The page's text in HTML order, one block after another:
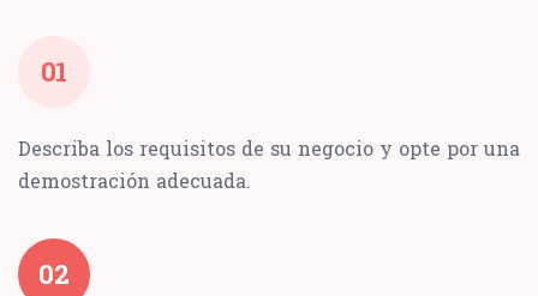
01
Describa los requisitos de su negocio y opte por una
demostración adecuada.
02